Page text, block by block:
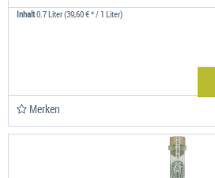
Inhalt0.7 Liter(39,60 € * / 1 Liter)
Merken